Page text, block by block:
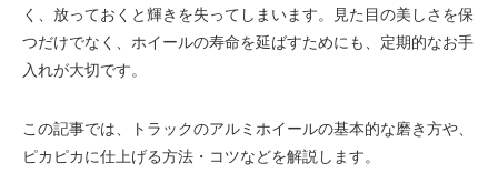
く、放っておくと輝きを失ってしまいます。見た目の美しさを保
つだけでなく、ホイールの寿命を延ばすためにも、定期的なお手
入れが大切です。
この記事では、トラックのアルミホイールの基本的な磨き方や、
ピカピカに仕上げる方法・コツなどを解説します。